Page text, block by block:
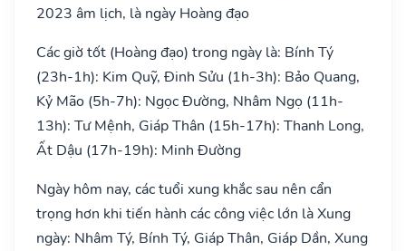
2023 âm lịch, là ngày Hoàng đạo
Các giờ tốt (Hoàng đạo) trong ngày là: Bính Tý
(23h-1h): Kim Quỹ, Đinh Sửu (1h-3h): Bảo Quang,
Kỷ Mão (5h-7h): Ngọc Đường, Nhâm Ngọ (11h-
13h): Tư Mệnh, Giáp Thân (15h-17h): Thanh Long,
Ất Dậu (17h-19h): Minh Đường
Ngày hôm nay, các tuổi xung khắc sau nên cẩn
trọng hơn khi tiến hành các công việc lớn là Xung
ngày: Nhâm Tý, Bính Tý, Giáp Thân, Giáp Dần, Xung